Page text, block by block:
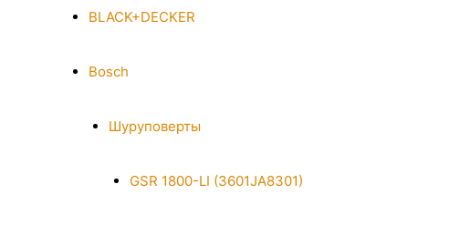
BLACK+DECKER
Bosch
Шуруповерты
GSR 1800-LI (3601JA8301)